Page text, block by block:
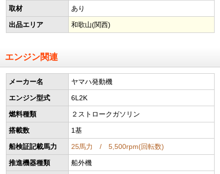
取材 あり
出品エリア 和歌山(関西)
エンジン関連
メーカー名 ヤマハ発動機
エンジン型式 6L2K
燃料種類 ２ストロークガソリン
搭載数 1基
船検証記載馬力 25馬力 / 5,500rpm(回転数)
推進機器種類 船外機